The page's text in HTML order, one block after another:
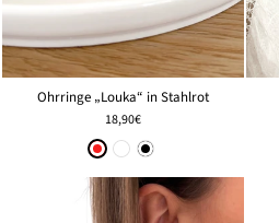
Ohrringe „Louka“ in Stahlrot
18,90€